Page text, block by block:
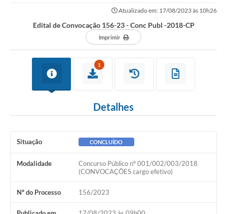
Editais
A Nossa Cidade
Ambiente
Orçamento Participativo 2026
Turismo
Atualizado em: 17/08/2023 às 10h26
Edital de Convocação 156-23 - Conc Publ -2018-CP
Imprimir
1
Detalhes
Situação CONCLUÍDO
Modalidade
Concurso Público nº 001/002/003/2018
(CONVOCAÇÕES cargo efetivo)
Nº do Processo 156/2023